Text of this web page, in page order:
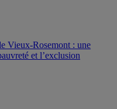
Vieux-Rosemont : une
et l’exclusion